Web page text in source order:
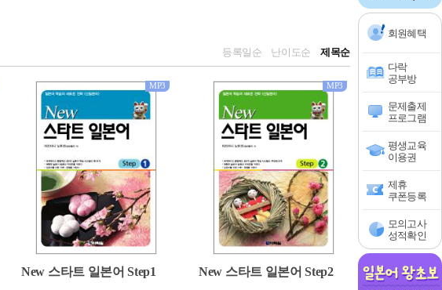
회원혜택
다락
공부방
문제출제
프로그램
평생교육
이용권
제휴
쿠폰등록
모의고사
성적확인
등록일순 난이도순 제목순
MP3
New 스타트 일본어 Step1
MP3
New 스타트 일본어 Step2